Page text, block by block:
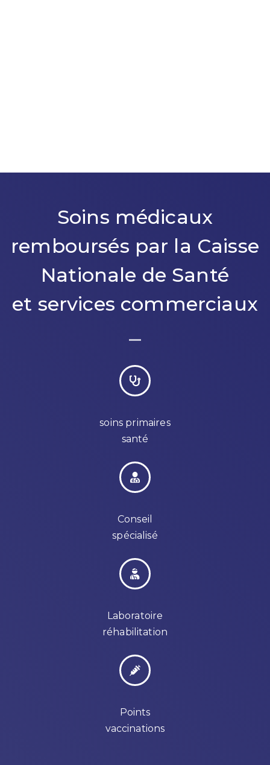
Soins médicaux
remboursés par la Caisse
Nationale de Santé
et services commerciaux
soins primaires
santé
Conseil
spécialisé
Laboratoire
réhabilitation
Points
vaccinations